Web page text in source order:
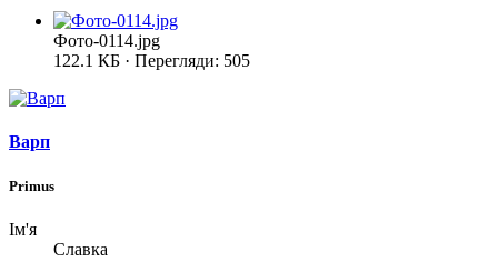
Фото-0114.jpg
122.1 КБ · Перегляди: 505
Варп
Primus
Ім'я
Славка